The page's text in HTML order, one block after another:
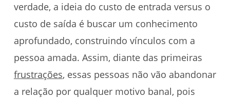
verdade, a ideia do custo de entrada versus o
custo de saída é buscar um conhecimento
aprofundado, construindo vínculos com a
pessoa amada. Assim, diante das primeiras
frustrações, essas pessoas não vão abandonar
a relação por qualquer motivo banal, pois